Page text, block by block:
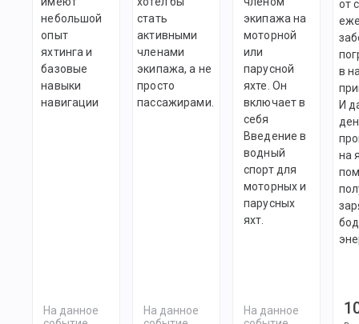
небольшой
опыт
яхтинга и
базовые
навыки
навигации
На данное
стать
активными
членами
экипажа, а не
просто
пассажирами.
На данное
экипажа на
моторной
или
парусной
яхте. Он
включает в
себя
Введение в
водный
спорт для
моторных и
парусных
яхт.
На данное
от
в
И
на